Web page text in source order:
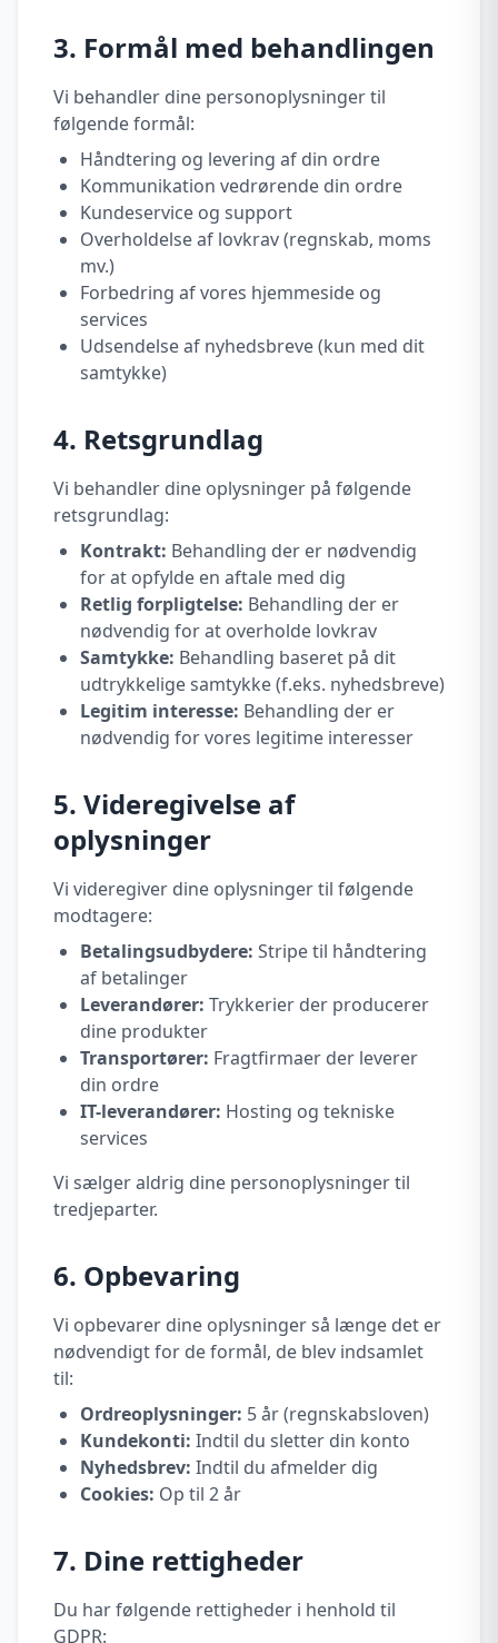
3. Formål med behandlingen
Vi behandler dine personoplysninger til
følgende formål:
Håndtering og levering af din ordre
Kommunikation vedrørende din ordre
Kundeservice og support
Overholdelse af lovkrav (regnskab, moms
mv.)
Forbedring af vores hjemmeside og
services
Udsendelse af nyhedsbreve (kun med dit
samtykke)
4. Retsgrundlag
Vi behandler dine oplysninger på følgende
retsgrundlag:
Kontrakt: Behandling der er nødvendig
for at opfylde en aftale med dig
Retlig forpligtelse: Behandling der er
nødvendig for at overholde lovkrav
Samtykke: Behandling baseret på dit
udtrykkelige samtykke (f.eks. nyhedsbreve)
Legitim interesse: Behandling der er
nødvendig for vores legitime interesser
5. Videregivelse af
oplysninger
Vi videregiver dine oplysninger til følgende
modtagere:
Betalingsudbydere: Stripe til håndtering
af betalinger
Leverandører: Trykkerier der producerer
dine produkter
Transportører: Fragtfirmaer der leverer
din ordre
IT-leverandører: Hosting og tekniske
services
Vi sælger aldrig dine personoplysninger til
tredjeparter.
6. Opbevaring
Vi opbevarer dine oplysninger så længe det er
nødvendigt for de formål, de blev indsamlet
til:
Ordreoplysninger: 5 år (regnskabsloven)
Kundekonti: Indtil du sletter din konto
Nyhedsbrev: Indtil du afmelder dig
Cookies: Op til 2 år
7. Dine rettigheder
Du har følgende rettigheder i henhold til
GDPR: